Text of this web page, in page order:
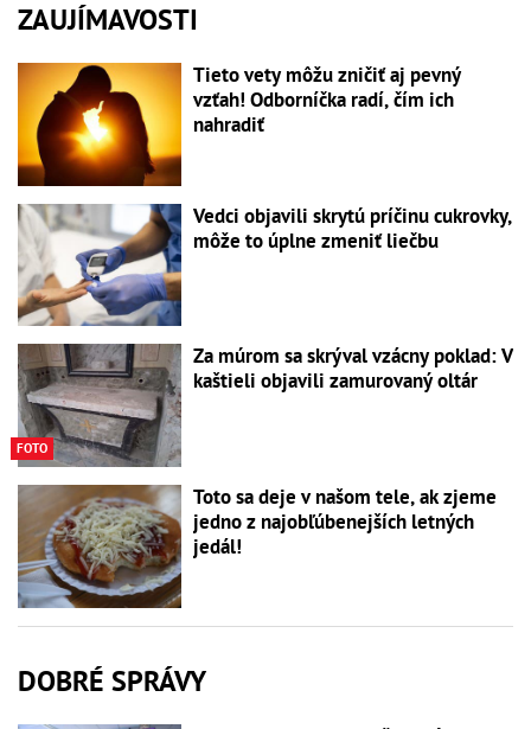
ZAUJÍMAVOSTI
Tieto vety môžu zničiť aj pevný
vzťah! Odborníčka radí, čím ich
nahradiť
Vedci objavili skrytú príčinu cukrovky,
môže to úplne zmeniť liečbu
FOTO
Za múrom sa skrýval vzácny poklad: V
kaštieli objavili zamurovaný oltár
Toto sa deje v našom tele, ak zjeme
jedno z najobľúbenejších letných
jedál!
DOBRÉ SPRÁVY